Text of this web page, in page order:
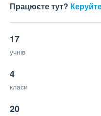
Працюєте тут?
17
учнів
4
класи
20